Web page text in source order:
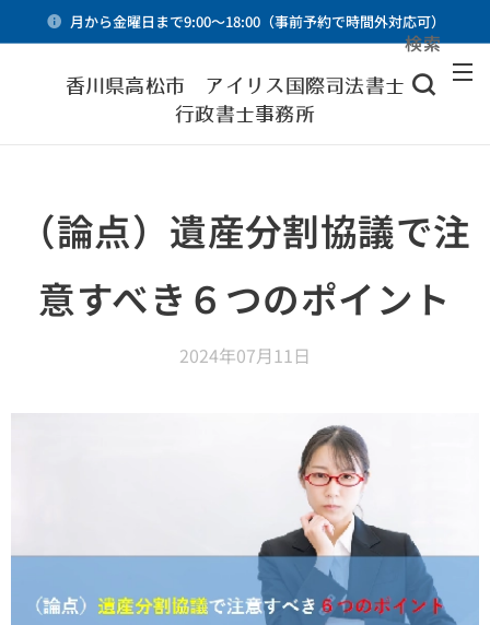
月から金曜日まで9:00～18:00（事前予約で時間外対応可）
香川県高松市 アイリス国際司法書士・
行政書士事務所
検索
（論点）遺産分割協議で注
意すべき６つのポイント
2024年07月11日